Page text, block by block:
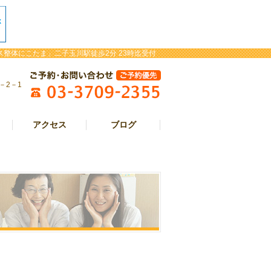
体にこたま」二子玉川駅徒歩2分 23時迄受付
2－1
アクセス ブログ